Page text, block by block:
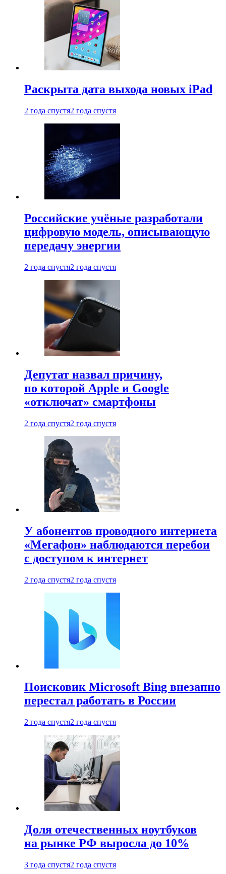
Раскрыта дата выхода новых iPad
2 года спустя2 года спустя
Российские учёные разработали
цифровую модель, описывающую
передачу энергии
2 года спустя2 года спустя
Депутат назвал причину,
по которой Apple и Google
«отключат» смартфоны
2 года спустя2 года спустя
У абонентов проводного интернета
«Мегафон» наблюдаются перебои
с доступом к интернет
2 года спустя2 года спустя
Поисковик Microsoft Bing внезапно
перестал работать в России
2 года спустя2 года спустя
Доля отечественных ноутбуков
на рынке РФ выросла до 10%
3 года спустя2 года спустя